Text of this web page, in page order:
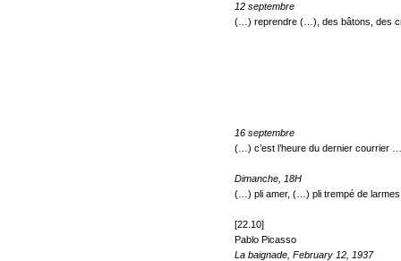
12 septembre
(…) reprendre (…), des bâtons, des
16 septembre
(…) c’est l’heure du dernier courrier …
Dimanche, 18H
(…) pli amer, (…) pli trempé de larmes
[22.10]
Pablo Picasso
La baignade, February 12, 1937